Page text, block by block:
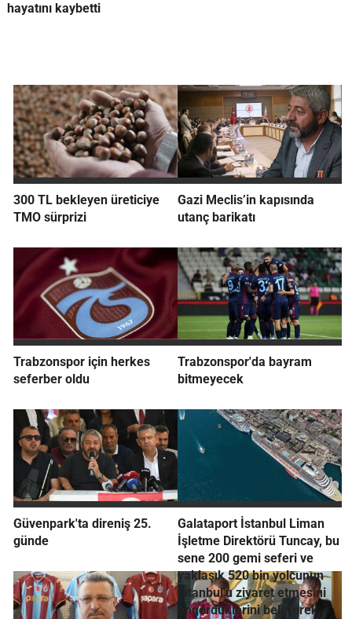
hayatını kaybetti
300 TL bekleyen üreticiye
TMO sürprizi
Gazi Meclis’in kapısında
utanç barikatı
Trabzonspor için herkes
seferber oldu
Trabzonspor'da bayram
bitmeyecek
Güvenpark'ta direniş 25.
günde
Galataport İstanbul Liman
İşletme Direktörü Tuncay, bu
sene 200 gemi seferi ve
yaklaşık 520 bin yolcunun
İstanbul'u ziyaret etmesini
öngördüklerini belirterek